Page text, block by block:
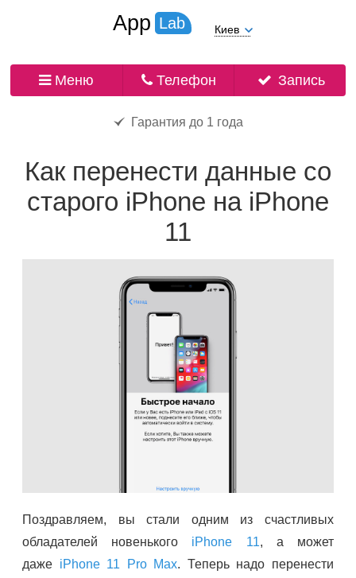
App Lab Киев
Меню Телефон Запись
Гарантия до 1 года
Как перенести данные со
старого iPhone на iPhone
11
Поздравляем, вы стали одним из счастливых
обладателей новенького iPhone 11, а может
даже iPhone 11 Pro Max. Теперь надо перенести